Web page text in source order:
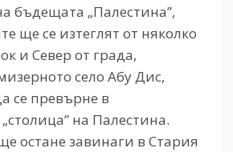
бъдещата „Палестина”,
ще се изтеглят от няколко
и Север от града,
село Абу Дис,
се превърне в
на Палестина.
остане завинаги в Стария